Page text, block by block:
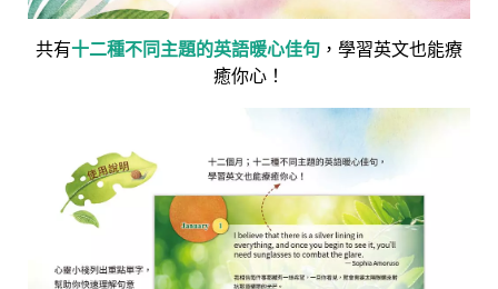
共有十二種不同主題的英語暖心佳句 ，學習英文也能療
癒你心！